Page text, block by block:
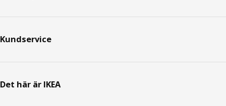
Kundservice
Det här är IKEA